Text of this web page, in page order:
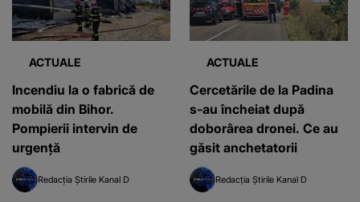
ACTUALE
Incendiu la o fabrică de
mobilă din Bihor.
Pompierii intervin de
urgență
Redacția Știrile Kanal D
ACTUALE
Cercetările de la Padina
s-au încheiat după
doborârea dronei. Ce au
găsit anchetatorii
Redacția Știrile Kanal D